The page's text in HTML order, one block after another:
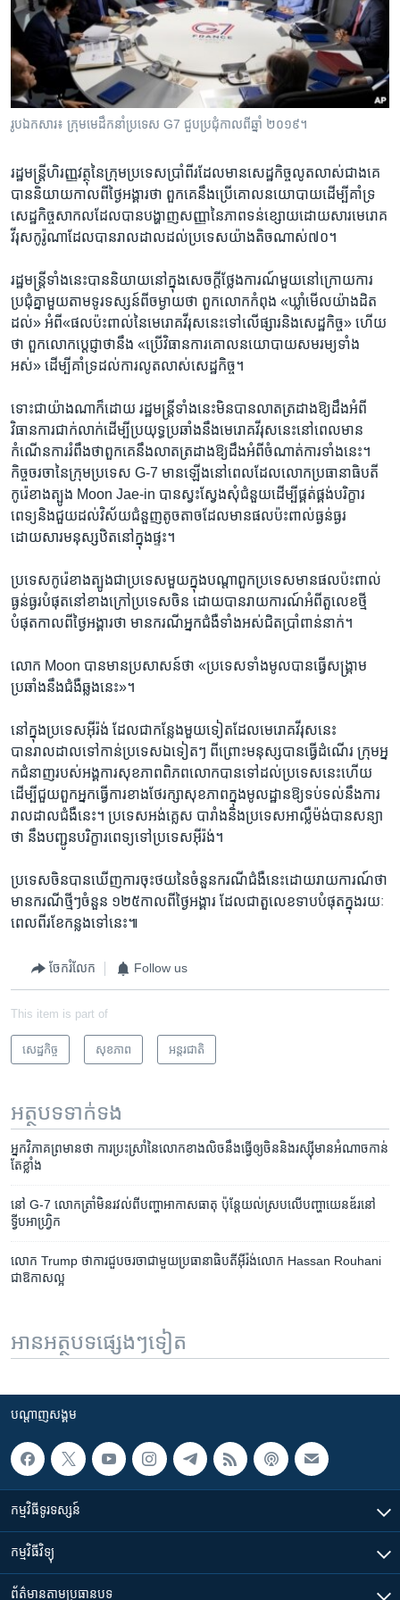
សម្ព័ន្ធ​
រំលង​
និង​
ទៅ​
កាន់​
ស្វែង​
រក
Khmer English
បណ្តាញ​សង្គម
ភាសា
រូបឯកសារ៖ ក្រុមមេដឹកនាំប្រទេស G7 ជួបប្រជុំកាលពីឆ្នាំ ២០១៩។
រដ្ឋមន្ត្រី​ហិរញ្ញវត្ថុ​នៃក្រុម​ប្រទេសប្រាំពីរដែលមាន​សេដ្ឋកិច្ច​លូតលាស់​ជាងគេ​
បាននិយាយ​កាលពី​ថ្ងៃ​អង្គារថា ពួកគេ​នឹង​ប្រើគោលនយោបាយដើម្បីគាំទ្រ
សេដ្ឋកិច្ចសាកល​ដែល​បានបង្ហាញ​សញ្ញា​នៃ​ភាពទន់ខ្សោយ​ដោយសារ​មេរោគ​
វីរុស​កូរ៉ូណា​ដែលបានរាល​ដាល​ដល់ប្រទេស​យ៉ាង​តិច​ណាស់៧០។​
រដ្ឋមន្ត្រី​ទាំង​នេះបាននិយាយ​នៅ​ក្នុង​សេចក្តី​ថ្លែងការណ៍​មួយនៅ​ក្រោយការ​
ប្រជុំគ្នា​មួយ​តាម​ទូរទស្សន៍​ពី​ចម្ងាយថា ពួក​លោក​កំពុង «ឃ្លាំ​មើល​យ៉ាង​ដិត​
ដល់» អំពី​«ផលប៉ះពាល់​នៃ​មេរោគ​វីរុស​នេះ​ទៅលើ​ផ្សារ​និង​សេដ្ឋកិច្ច» ហើយ​
ថា​ ពួក​លោកប្តេជ្ញា​ថា​នឹង​ «ប្រើ​វិធានការ​គោលនយោបាយ​សមរម្យ​ទាំង​
អស់» ដើម្បី​គាំទ្រ​ដល់ការ​លូតលាស់​សេដ្ឋកិច្ច។​
ទោះ​ជា​យ៉ាង​ណាក៏​ដោយ រដ្ឋមន្ត្រី​ទាំងនេះមិនបានលាត​ត្រដាង​ឱ្យ​ដឹងអំពី​
វិធានការ​ជាក់លាក់ដើម្បី​ប្រយុទ្ធ​ប្រឆាំងនឹង​មេរោគវីរុស​នេះនៅពេល​មាន
កំណើនការរំពឹង​ថាពួក​គេ​នឹងលាត​ត្រដាងឱ្យ​ដឹង​អំពី​ចំណាត់ការ​ទាំង​នេះ។
កិច្ច​ចរចា​នៃក្រុមប្រទេស​ G-7 មានឡើង​នៅ​ពេលដែល​លោកប្រធានាធិបតី​
កូរ៉េខាង​ត្បូង Moon Jae-in បានស្វះ​ស្វែង​សុំ​ជំនួយ​ដើម្បី​ផ្គត់ផ្គង់បរិក្ខារ​
ពេទ្យ​និងជួយ​ដល់វិស័យ​ជំនួញ​តូចតាចដែលមានផល​ប៉ះពាល់ធ្ងន់ធ្ងរ​
ដោយសារ​មនុស្ស​ឋិត​នៅ​ក្នុង​ផ្ទះ។​
ប្រទេសកូរ៉េខាង​ត្បូង​ជា​ប្រទេស​មួយ​ក្នុង​បណ្តា​ពួកប្រទេស​មានផល​ប៉ះពាល់
ធ្ងន់ធ្ងរ​បំផុត​នៅ​ខាងក្រៅ​ប្រទេស​ចិន​ ដោយបានរាយការណ៍​អំពី​តួលេខថ្មី
បំផុត​កាលពី​ថ្ងៃ​អង្គារ​ថា ​មានករណី​អ្នកជំងឺ​ទាំង​អស់​ជិតប្រាំពាន់នាក់។
លោក Moon បានមានប្រសាសន៍​ថា​ «ប្រទេស​ទាំង​មូលបានធ្វើសង្គ្រាម​
ប្រឆាំងនឹង​ជំងឺ​ឆ្លងនេះ»។
នៅក្នុង​ប្រទេស​អ៊ីរ៉ង់​ ដែលជា​កន្លែង​មួយ​ទៀត​ដែល​មេរោគវីរុសនេះ
បានរាលដាល​ទៅកាន់ប្រទេស​ឯទៀតៗ​ ពីព្រោះ​មនុស្សបានធ្វើដំណើរ ក្រុមអ្ន​
ក​ជំនាញ​របស់អង្គ​ការសុខភាពពិភពលោកបានទៅដល់​ប្រទេស​នេះហើយ​
ដើម្បី​ជួយ​ពួក​អ្នកធ្វើការខាងថែរក្សាសុខភាពក្នុងមូលដ្ឋាន​ឱ្យ​ទប់ទល់នឹង​ការ​
រាលដាល​ជំងឺ​នេះ។ ប្រទេស​អង់គ្លេស បារាំង​និងប្រទេស​អាល្លឺម៉ង់​បានសន្យា​
ថា ​នឹង​បញ្ជូន​បរិក្ខារ​ពេទ្យ​ទៅប្រទេសអ៊ីរ៉ង់។
ប្រទេស​ចិន​បាន​ឃើញ​ការ​ចុះថយ​នៃចំនួនករណី​ជំងឺ​នេះដោយ​រាយការណ៍​ថា
​មានករណីថ្មីៗចំនួន ១២៥កាលពីថ្ងៃអង្គារ ដែល​ជា​តួលេខទាបបំផុ​ត​ក្នុងរយៈ
ពេលពីរ​ខែ​កន្លងទៅនេះ៕
ចែករំលែក Follow us
This item is part of
សេដ្ឋកិច្ច សុខភាព អន្តរជាតិ
អត្ថបទ​ទាក់ទង
អ្នក​វិភាគ​ព្រមាន​ថា ការ​ប្រះស្រាំ​នៃ​លោកខាង​លិច​នឹង​ធ្វើ​ឲ្យ​ចិន​និង​រស្ស៊ី​មាន​អំណាច​កាន់​
តែ​ខ្លាំង
នៅ​ G-7 លោកត្រាំមិន​រវល់​ពី​បញ្ហា​​អាកាសធាតុ ​​ប៉ុន្តែ​យល់​ស្រប​លើ​បញ្ហា​យេនឌ័រ​នៅ​
ទ្វីប​អាហ្វ្រិក
លោក Trump ថា​ការជួបចរចា​ជាមួយ​ប្រធានាធិបតី​អ៊ីរ៉ង់​លោក Hassan Rouhani ​
ជា​ឱកាស​ល្អ
អានអត្ថបទផ្សេងៗទៀត
បណ្តាញ​សង្គម
កម្មវិធី​ទូរទស្សន៍
កម្មវិធី​វិទ្យុ
ព័ត៌មាន​តាមប្រធានបទ​